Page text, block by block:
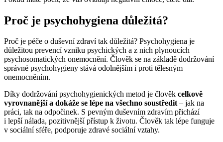
Proč je psychohygiena důležitá?
Proč je péče o duševní zdraví tak důležitá? Psychohygiena je
důležitou prevencí vzniku psychických a z nich plynoucích
psychosomatických onemocnění. Člověk se na základě dodržování
správné psychohygieny stává odolnějším i proti tělesným
onemocněním.
Díky dodržování psychohygienických metod je člověk celkově
vyrovnanější a dokáže se lépe na všechno soustředit– jak na
práci, tak na odpočinek. S pevným duševním zdravím přichází
i lepší nálada, pozitivnější přístup k životu. Člověk tak lépe funguje
v sociální sféře, podporuje zdravé sociální vztahy.